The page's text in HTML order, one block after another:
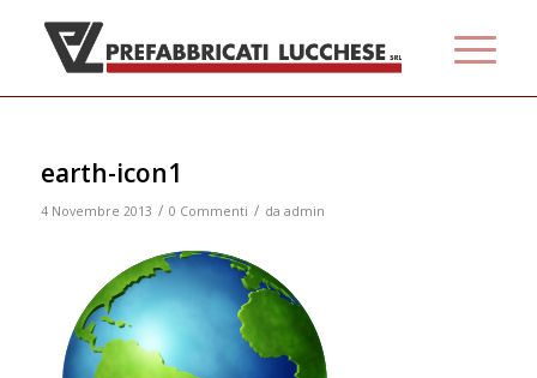
earth-icon1
4 Novembre 2013 / 0 Commenti / da admin